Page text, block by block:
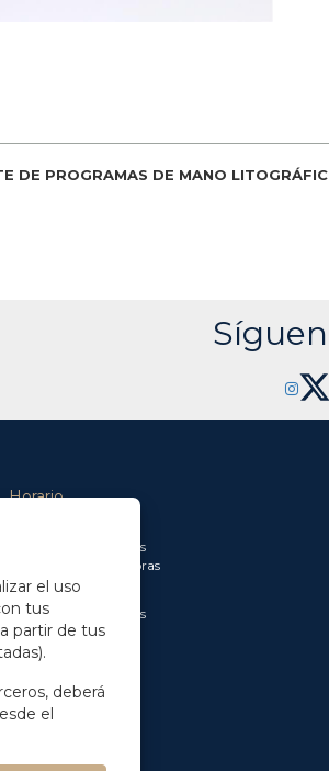
DE PROGRAMAS DE MANO
Horario
De 9.00 a 13.30 horas
y de 14.30 a 18.00 horas
Viernes:
De 8.30 a 15.00 horas
el uso
tus
partir de tus
deberá
el